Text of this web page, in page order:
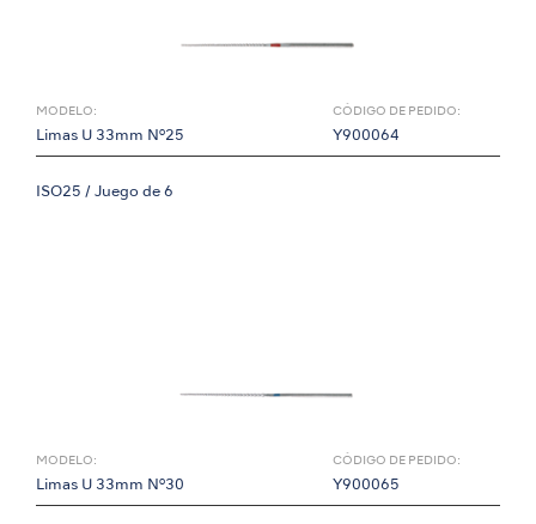
MODELO:
Limas U 33mm Nº25
CÓDIGO DE PEDIDO:
Y900064
ISO25 / Juego de 6
MODELO:
Limas U 33mm Nº30
CÓDIGO DE PEDIDO:
Y900065